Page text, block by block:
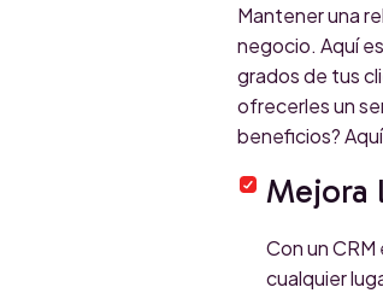
Mantener una
negocio. Aquí
grados de tus
ofrecerles un
beneficios?
Mejora
Con un
cualquier